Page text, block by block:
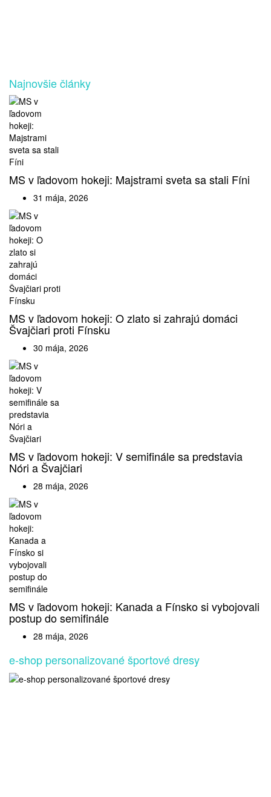
Najnovšie články
MS v ľadovom hokeji: Majstrami sveta sa stali Fíni
31 mája, 2026
MS v ľadovom hokeji: O zlato si zahrajú domáci
Švajčiari proti Fínsku
30 mája, 2026
MS v ľadovom hokeji: V semifinále sa predstavia
Nóri a Švajčiari
28 mája, 2026
MS v ľadovom hokeji: Kanada a Fínsko si vybojovali
postup do semifinále
28 mája, 2026
e-shop personalizované športové dresy